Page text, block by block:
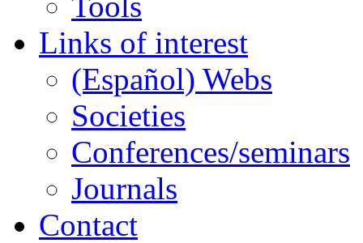
Links of interest
(Español) Webs
Societies
Conferences/seminars
Journals
Contact